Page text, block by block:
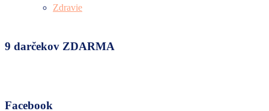
Zdravie
9 darčekov ZDARMA
Facebook